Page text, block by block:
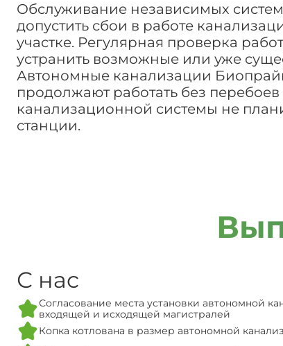
Обслуживание независимых
допустить сбои в работе
участке. Регулярная проверка
устранить возможные или уже
Автономные канализации
продолжают работать без
канализационной системы не
станции.
С нас
Согласование места установки автономной
входящей и исходящей магистралей
Копка котлована в размер автономной